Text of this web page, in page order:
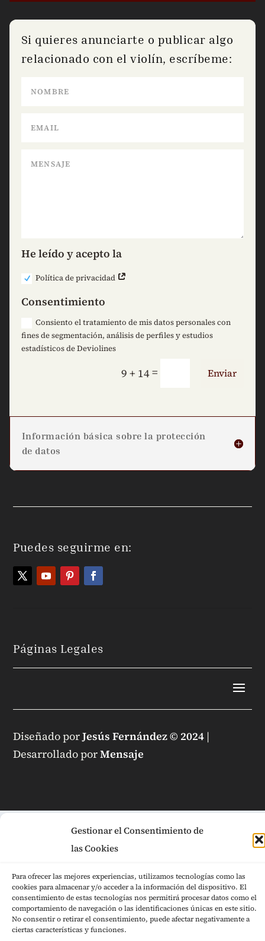
Gestionar el Consentimiento de
las Cookies
Para ofrecer las mejores experiencias, utilizamos tecnologías como las
cookies para almacenar y/o acceder a la información del dispositivo. El
consentimiento de estas tecnologías nos permitirá procesar datos como el
comportamiento de navegación o las identificaciones únicas en este sitio.
No consentir o retirar el consentimiento, puede afectar negativamente a
ciertas características y funciones.
Si quieres anunciarte o publicar algo
relacionado con el violín, escríbeme:
He leído y acepto la
Política de privacidad
Consentimiento
Consiento el tratamiento de mis datos personales con
fines de segmentación, análisis de perfiles y estudios
estadísticos de Deviolines
9 + 14= Enviar
Información básica sobre la protección
de datos
Puedes seguirme en:
Páginas Legales
Diseñado porJesús Fernández © 2024 |
Desarrollado porMensaje